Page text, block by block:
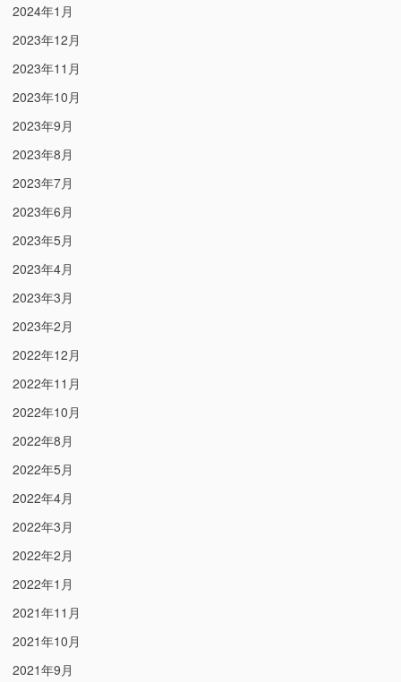
2024年1月
2023年12月
2023年11月
2023年10月
2023年9月
2023年8月
2023年7月
2023年6月
2023年5月
2023年4月
2023年3月
2023年2月
2022年12月
2022年11月
2022年10月
2022年8月
2022年5月
2022年4月
2022年3月
2022年2月
2022年1月
2021年11月
2021年10月
2021年9月